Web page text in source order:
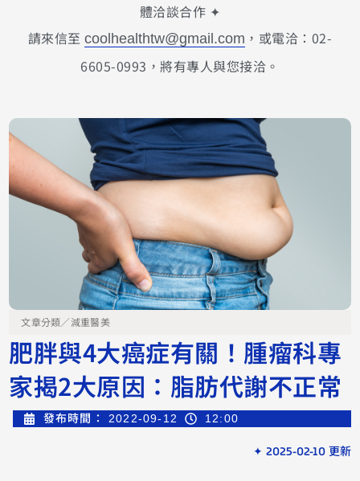
體洽談合作 ✦
請來信至coolhealthtw@gmail.com ，或電洽：02-
6605-0993，將有專人與您接洽。
文章分類／減重醫美
肥胖與4大癌症有關！腫瘤科專
家揭2大原因：脂肪代謝不正常
發布時間： 2022-09-12 12:00
✦ 2025-02-10 更新